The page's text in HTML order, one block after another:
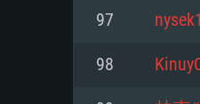
Network:
Disco: 23,1
mínima
Network:
Vulkan (não
suportada:
Network:
97
98